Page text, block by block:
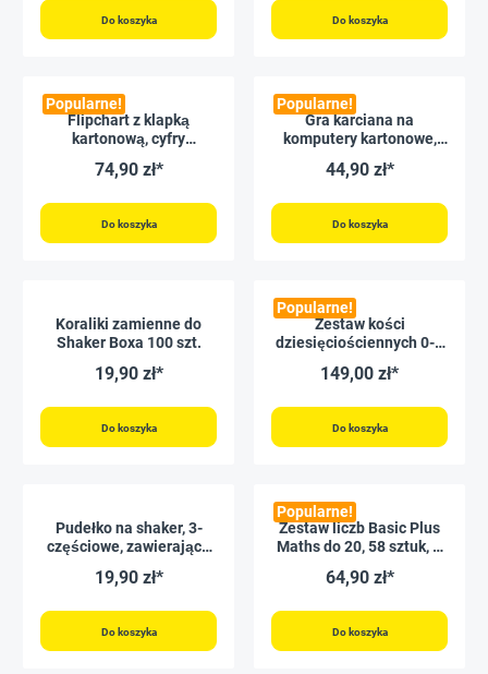
Do koszyka Do koszyka
Popularne!
Flipchart z klapką
kartonową, cyfry
74,90 zł*
Do koszyka
Popularne!
Gra karciana na
komputery kartonowe,
100
44,90 zł*
Do koszyka
Koraliki zamienne do
Shaker Boxa 100 szt.
19,90 zł*
Do koszyka
Popularne!
Zestaw kości
dziesięciościennych 0-9
pudełku
149,00 zł*
Do koszyka
Pudełko na shaker, 3-
częściowe, zawierające
19,90 zł*
Do koszyka
Popularne!
Zestaw liczb Basic Plus
Maths do 20, 58 sztuk, w
64,90 zł*
Do koszyka